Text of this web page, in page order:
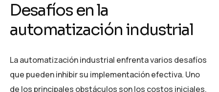
Desafíos en la
automatización industrial
La automatización industrial enfrenta varios desafíos
que pueden inhibir su implementación efectiva. Uno
de los principales obstáculos son los costos iniciales.